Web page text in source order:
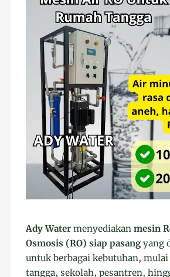
Ady Water menyediakanmesin
Osmosis (RO) siap pasangyang
untuk berbagai kebutuhan,
tangga, sekolah, pesantren,